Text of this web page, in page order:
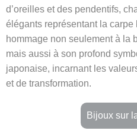
d’oreilles et des pendentifs,
élégants représentant la
hommage non seulement à la
mais aussi à son profond
japonaise, incarnant les
et de transformation.
Bijoux sur